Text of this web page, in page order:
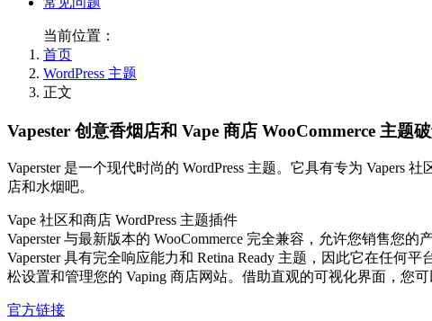
当前位置：
首页
WordPress 主题
正文
Vapester 创意香烟店和 Vape 商店 WooCommerce 主题
Vaperster 是一个现代时尚的 WordPress 主题。它具有专为 Vapers
店和水烟吧。
Vape 社区和商店 WordPress 主题插件
Vaperster 与最新版本的 WooCommerce 完全兼容，允许您销售您的
Vaperster 具有完全响应能力和 Retina Ready 主题，因此它在任何
松设置和管理您的 Vaping 商店网站。借助直观的可视化界面，您可
官方链接